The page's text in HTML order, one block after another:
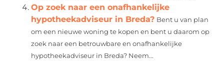
Op zoek naar een onafhankelijke
hypotheekadviseur in Breda? Bent u van plan
om een nieuwe woning te kopen en bent u daarom op
zoek naar een betrouwbare en onafhankelijke
hypotheekadviseur in Breda? Neem...